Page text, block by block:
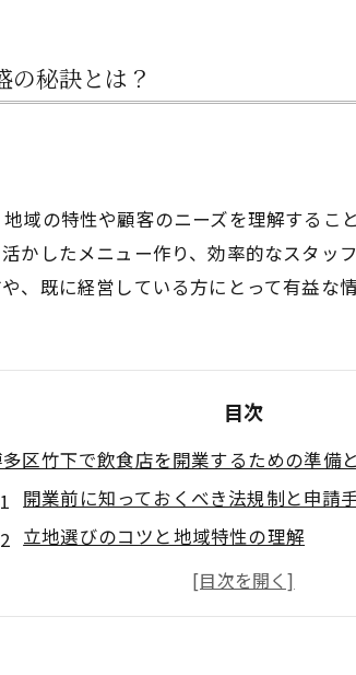
の秘訣とは？
域の特性や顧客のニーズを理解する
かしたメニュー作り、効率的なスタ
、既に経営している方にとって有益な
目次
区竹下で飲食店を開業するための準備
開業前に知っておくべき法規制と申請
立地選びのコツと地域特性の理解
競合他社の分析と差別化戦略
初期投資と予算の計画